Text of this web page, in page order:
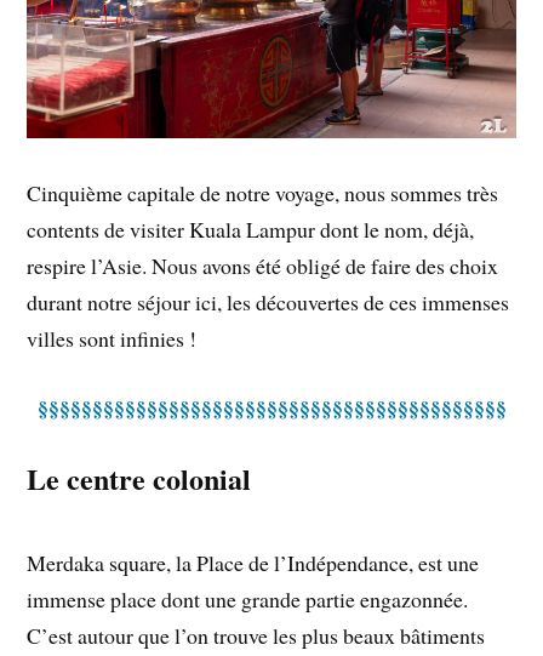
Cinquième capitale de notre voyage, nous sommes très
contents de visiter Kuala Lampur dont le nom, déjà,
respire l’Asie. Nous avons été obligé de faire des choix
durant notre séjour ici, les découvertes de ces immenses
villes sont infinies !
§§§§§§§§§§§§§§§§§§§§§§§§§§§§§§§§§§§§§§§§§§§
Le centre colonial
Merdaka square, la Place de l’Indépendance, est une
immense place dont une grande partie engazonnée.
C’est autour que l’on trouve les plus beaux bâtiments